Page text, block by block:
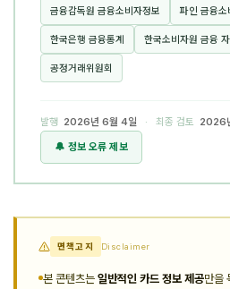
금융감독원 금융소비자정보 파인 금융소
한국은행 금융통계 한국소비자원 금융
공정거래위원회
발행 2026년 6월 4일 · 최종 검토
2026
🔔 정보 오류 제보
면책고지 Disclaimer
본 콘텐츠는 일반적인 카드 정보 제공만을